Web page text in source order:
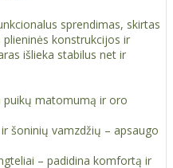
sprendimas, skirtas
konstrukcijos ir
išlieka stabilus net ir
puikų matomumą ir oro
šoninių vamzdžių – apsaugo
– padidina komfortą ir